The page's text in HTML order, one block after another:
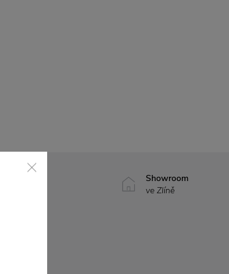
Showroom
ve Zlíně